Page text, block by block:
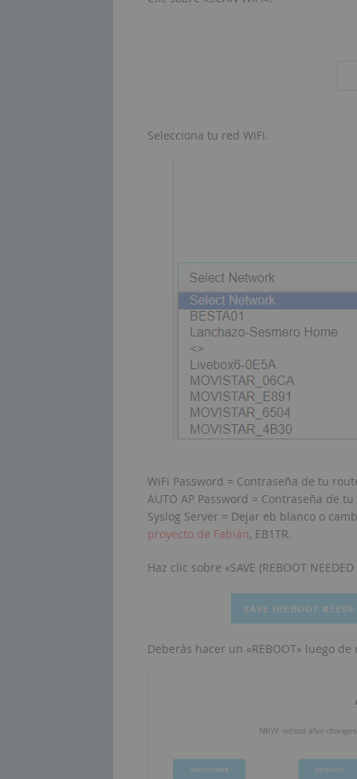
Selecciona tu red WiFi.
WiFi Password = Contraseña de tu
AUTO AP Password = Contraseña de
Syslog Server = Dejar eb blanco o
proyecto de Fabián, EB1TR.
Haz clic sobre «SAVE (REBOOT
Deberás hacer un «REBOOT» luego